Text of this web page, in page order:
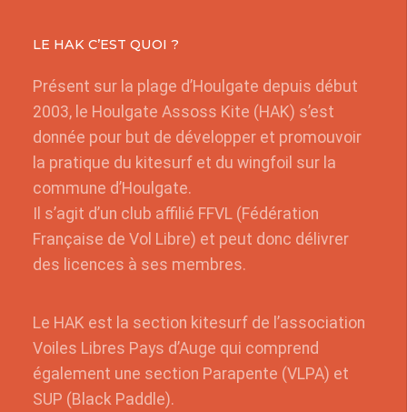
LE HAK C’EST QUOI ?
Présent sur la plage d’Houlgate depuis début
2003, le Houlgate Assoss Kite (HAK) s’est
donnée pour but de développer et promouvoir
la pratique du kitesurf et du wingfoil sur la
commune d’Houlgate.
Il s’agit d’un club affilié FFVL (Fédération
Française de Vol Libre) et peut donc délivrer
des licences à ses membres.
Le HAK est la section kitesurf de l’association
Voiles Libres Pays d’Auge qui comprend
également une section Parapente (VLPA) et
SUP (Black Paddle).